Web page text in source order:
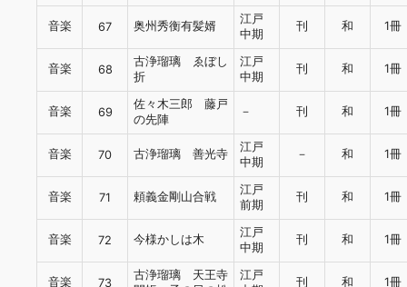
音楽 67 奥州秀衡有髪婿
江戸
中期
刊 和 1冊
音楽 68
古浄瑠璃 ゑぼし
折
江戸
中期
刊 和 1冊
音楽 69
佐々木三郎 藤戸
の先陣
－ 刊 和 1冊
音楽 70 古浄瑠璃 善光寺
江戸
中期
－ 和 1冊
音楽 71 頼義金剛山合戦
江戸
前期
刊 和 1冊
音楽 72 今様かしは木
江戸
中期
刊 和 1冊
音楽 73
古浄瑠璃 天王寺
江戸
刊 和 1冊